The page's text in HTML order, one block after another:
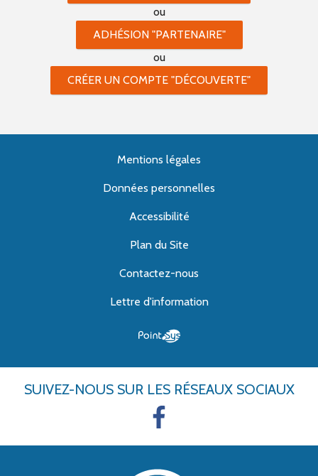
ou
ADHÉSION "PARTENAIRE"
ou
CRÉER UN COMPTE "DÉCOUVERTE"
Mentions légales
Données personnelles
Accessibilité
Plan du Site
Contactez-nous
Lettre d'information
SUIVEZ-NOUS SUR LES RÉSEAUX SOCIAUX